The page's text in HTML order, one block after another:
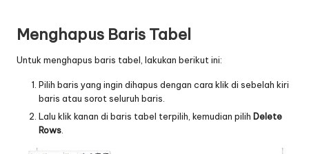
Menghapus Baris Tabel
Untuk menghapus baris tabel, lakukan berikut ini:
Pilih baris yang ingin dihapus dengan cara klik di sebelah kiri
baris atau sorot seluruh baris.
Lalu klik kanan di baris tabel terpilih, kemudian pilih Delete
Rows